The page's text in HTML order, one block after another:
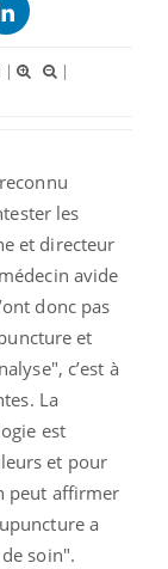
|
|
les
et directeur
avide
donc pas
et
c’est à
La
est
et pour
peut affirmer
a
soin".